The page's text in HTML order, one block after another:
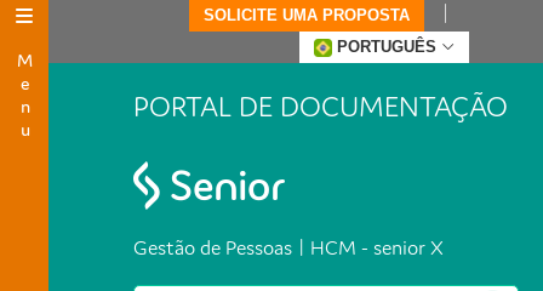
Menu
SOLICITE UMA PROPOSTA
PORTUGUÊS
PORTAL DE DOCUMENTAÇÃO
Gestão de Pessoas | HCM - senior X